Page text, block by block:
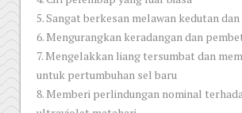
5. Sangat berkesan melawan kedutan
6. Mengurangkan keradangan dan
7. Mengelakkan liang tersumbat dan
untuk pertumbuhan sel baru
8. Memberi perlindungan nominal